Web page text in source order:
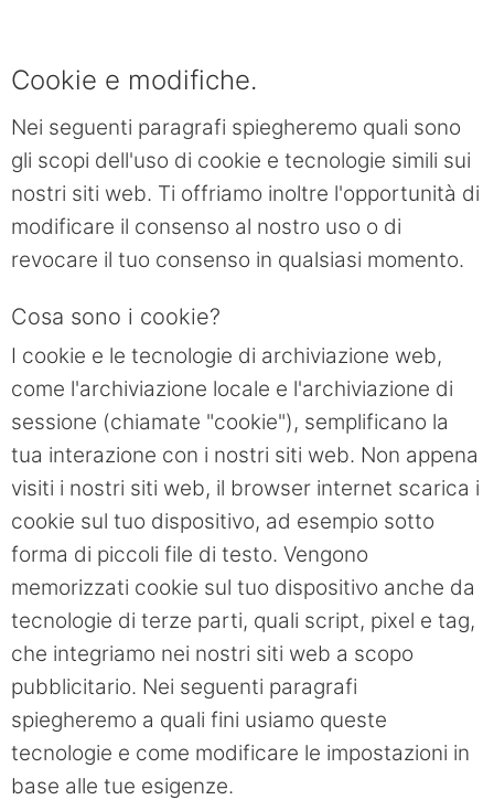
Cookie e modifiche.
Nei seguenti paragrafi spiegheremo quali sono
gli scopi dell'uso di cookie e tecnologie simili sui
nostri siti web. Ti offriamo inoltre l'opportunità di
modificare il consenso al nostro uso o di
revocare il tuo consenso in qualsiasi momento.
Cosa sono i cookie?
I cookie e le tecnologie di archiviazione web,
come l'archiviazione locale e l'archiviazione di
sessione (chiamate "cookie"), semplificano la
tua interazione con i nostri siti web. Non appena
visiti i nostri siti web, il browser internet scarica i
cookie sul tuo dispositivo, ad esempio sotto
forma di piccoli file di testo. Vengono
memorizzati cookie sul tuo dispositivo anche da
tecnologie di terze parti, quali script, pixel e tag,
che integriamo nei nostri siti web a scopo
pubblicitario. Nei seguenti paragrafi
spiegheremo a quali fini usiamo queste
tecnologie e come modificare le impostazioni in
base alle tue esigenze.